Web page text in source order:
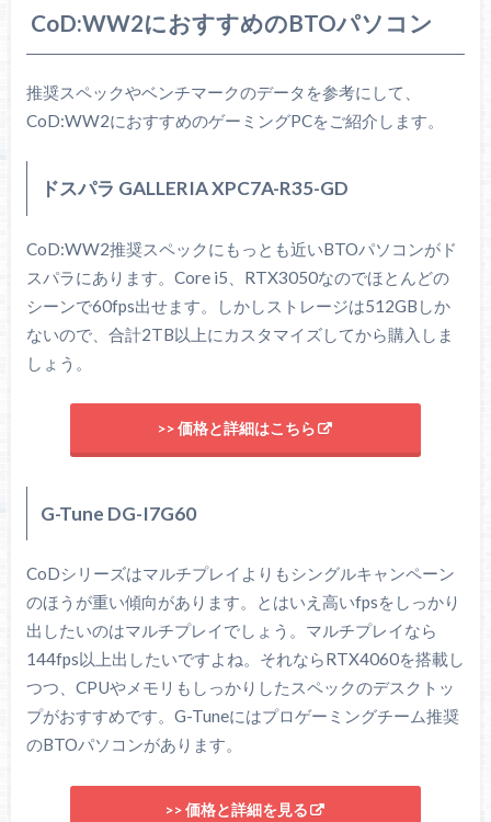
CoD:WW2におすすめのBTOパソコン
推奨スペックやベンチマークのデータを参考にして、
CoD:WW2におすすめのゲーミングPCをご紹介します。
ドスパラ GALLERIA XPC7A-R35-GD
CoD:WW2推奨スペックにもっとも近いBTOパソコンがド
スパラにあります。Core i5、RTX3050なのでほとんどの
シーンで60fps出せます。しかしストレージは512GBしか
ないので、合計2TB以上にカスタマイズしてから購入しま
しょう。
>> 価格と詳細はこちら
G-Tune DG-I7G60
CoDシリーズはマルチプレイよりもシングルキャンペーン
のほうが重い傾向があります。とはいえ高いfpsをしっかり
出したいのはマルチプレイでしょう。マルチプレイなら
144fps以上出したいですよね。それならRTX4060を搭載し
つつ、CPUやメモリもしっかりしたスペックのデスクトッ
プがおすすめです。G-Tuneにはプロゲーミングチーム推奨
のBTOパソコンがあります。
>> 価格と詳細を見る